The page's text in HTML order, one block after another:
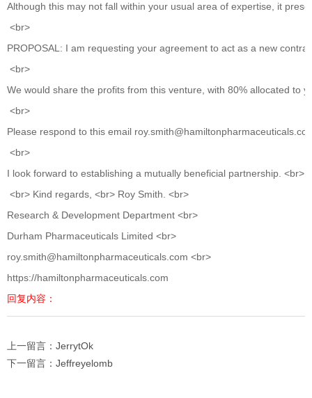
Although this may not fall within your usual area of expertise, it
<br>
PROPOSAL: I am requesting your agreement to act as a new
<br>
We would share the profits from this venture, with 80% allocated to
<br>
Please respond to this email
<br>
I look forward to establishing a mutually beneficial partnership. <br>
<br> Kind regards, <br> Roy Smith. <br>
Research & Development Department <br>
Durham Pharmaceuticals Limited <br>
roy.smith@hamiltonpharmaceuticals.com <br>
https://hamiltonpharmaceuticals.com
回复内容：
上一留言：JerrytOk
下一留言：Jeffreyelomb